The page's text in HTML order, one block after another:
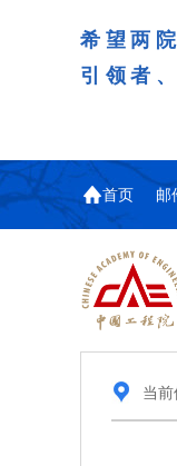
希望两
引领者
首页 邮
当前